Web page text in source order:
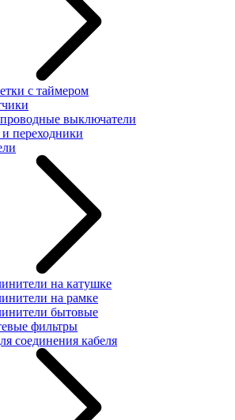
с таймером
выключатели
переходники
на катушке
на рамке
бытовые
фильтры
соединения кабеля